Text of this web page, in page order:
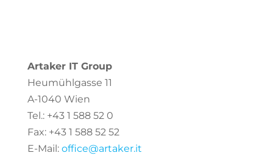
Artaker IT Group
Heumühlgasse 11
A-1040 Wien
Tel.: +43 1 588 52 0
Fax: +43 1 588 52 52
E-Mail: office@artaker.it